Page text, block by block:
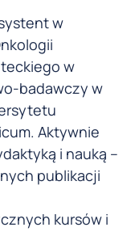
w
w
badawczy w
Aktywnie
i nauką –
publikacji
kursów i